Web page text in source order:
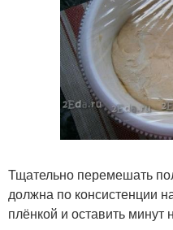
Тщательно перемешать
должна по консистенции
плёнкой и оставить